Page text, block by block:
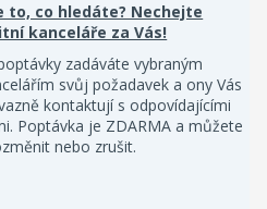
to, co hledáte? Nechejte
kanceláře za Vás!
zadáváte vybraným
svůj požadavek a ony Vás
kontaktují s odpovídajícími
Poptávka je ZDARMA a můžete
nebo zrušit.